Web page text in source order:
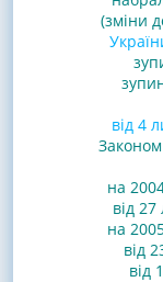
(зміни
від 4
на
від
на
від
від